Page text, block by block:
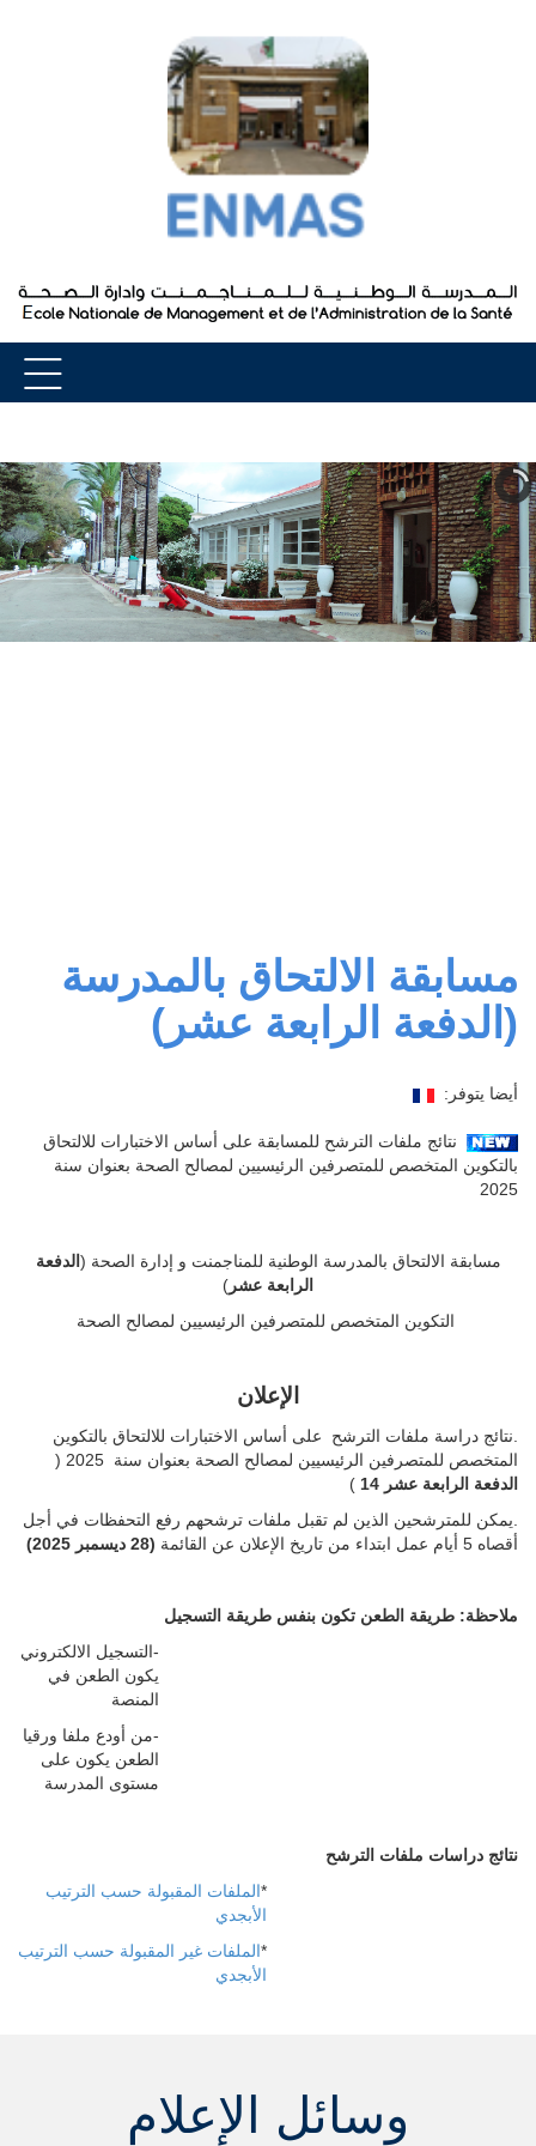
مسابقة الالتحاق بالمدرسة
(الدفعة الرابعة عشر)
أيضا يتوفر:
نتائج ملفات الترشح للمسابقة على أساس الاختبارات للالتحاق
بالتكوين المتخصص للمتصرفين الرئيسيين لمصالح الصحة بعنوان سنة
2025
مسابقة الالتحاق بالمدرسة الوطنية للمناجمنت و إدارة الصحة ( الدفعة
الرابعة عشر )
التكوين المتخصص للمتصرفين الرئيسيين لمصالح الصحة
الإعلان
.نتائج دراسة ملفات الترشح على أساس الاختبارات للالتحاق بالتكوين
المتخصص للمتصرفين الرئيسيين لمصالح الصحة بعنوان سنة 2025 (
الدفعة الرابعة عشر 14
)
.يمكن للمترشحين الذين لم تقبل ملفات ترشحهم رفع التحفظات في أجل
أقصاه 5 أيام عمل ابتداء من تاريخ الإعلان عن القائمة
(28 ديسمبر 2025)
ملاحظة: طريقة الطعن تكون بنفس طريقة التسجيل
-التسجيل الالكتروني
يكون الطعن في
المنصة
-من أودع ملفا ورقيا
الطعن يكون على
مستوى المدرسة
نتائج دراسات ملفات الترشح
*الملفات المقبولة حسب الترتيب
الأبجدي
*الملفات غير المقبولة حسب الترتيب
الأبجدي
وسائل الإعلام